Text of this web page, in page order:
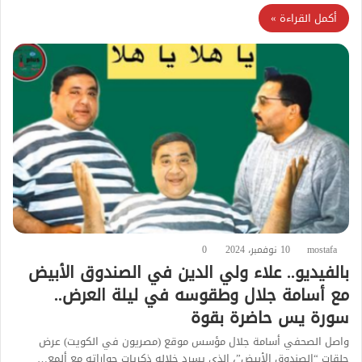
أكمل القراءة »
mostafa 10 نوفمبر، 2024 0
بالفيديو.. علاء ولي الدين في الصندوق الأبيض
مع أسامة جلال وطقوسه في ليلة العرض..
سورة يس حاضرة بقوة
واصل الصحفي أسامة جلال مؤسس موقع (مصريون في الكويت) عرض